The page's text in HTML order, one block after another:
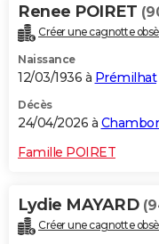
Dictionnaire
Biographies
Citations
Expressions
Proverbes
PROGRAMME TV
COPAINS D'AVANT
S'inscrire
Se connecter
Lycées
Collèges
Primaires
Universités
Entreprises
Service militaire
Avis de recherche
AVIS DE DÉCÈS
Renee POIRET
Créer une cagnotte
Naissance
12/03/1936 à Prémilhat
Décès
24/04/2026 à
Famille POIRET
Lydie MAYARD
Créer une cagnotte